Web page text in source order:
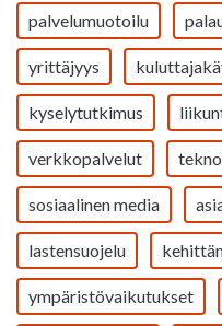
palvelumuotoilu
yrittäjyys
kyselytutkimus
verkkopalvelut
sosiaalinen media
lastensuojelu
ympäristövaikutukset